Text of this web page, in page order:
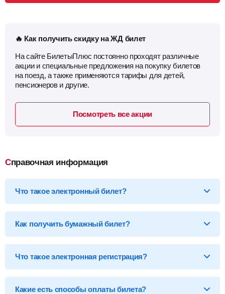
🔥 Как получить скидку на ЖД билет
На сайте БилетыПлюс постоянно проходят различные
акции и специальные предложения на покупку билетов
на поезд, а также применяются тарифы для детей,
пенсионеров и другие.
Посмотреть все акции
Справочная информация
Что такое электронный билет?
котором указаны детали вашей поездки, а также данные о
пассажире.
Как получить бумажный билет?
В кассе ж/д вокзала — сообщите кассиру 14-ти
В терминале саморегистрации— введите 14-ти
Что такое электронная регистрация?
Какие есть способы оплаты билета?